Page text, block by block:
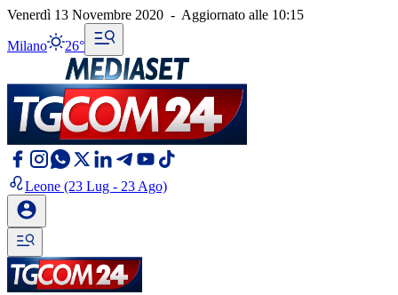
Venerdì 13 Novembre 2020 - Aggiornato alle 10:15
Milano 26°
Leone (23 Lug - 23 Ago)